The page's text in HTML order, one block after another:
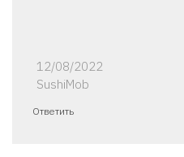
12/08/2022
SushiMob
Ответить